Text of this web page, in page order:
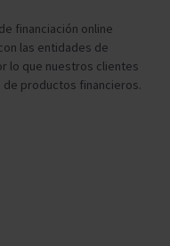
financiación online
las entidades de
lo que nuestros clientes
productos financieros.